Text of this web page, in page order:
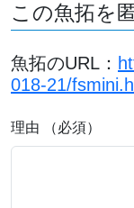
この魚拓を
魚拓のURL：
018-21/
理由 （必須）